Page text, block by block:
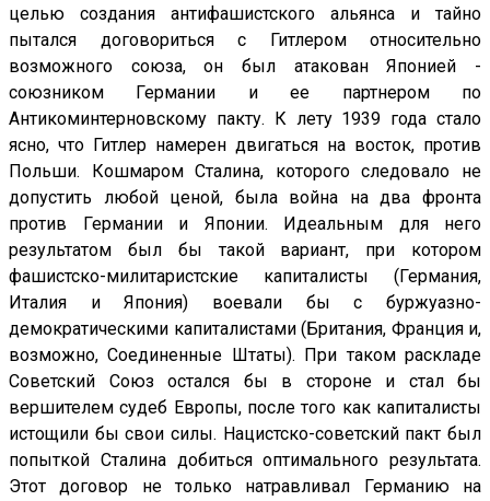
целью создания антифашистского альянса и тайно
пытался договориться с Гитлером относительно
возможного союза, он был атакован Японией -
союзником Германии и ее партнером по
Антикоминтерновскому пакту. К лету 1939 года стало
ясно, что Гитлер намерен двигаться на восток, против
Польши. Кошмаром Сталина, которого следовало не
допустить любой ценой, была война на два фронта
против Германии и Японии. Идеальным для него
результатом был бы такой вариант, при котором
фашистско-милитаристские капиталисты (Германия,
Италия и Япония) воевали бы с буржуазно-
демократическими капиталистами (Британия, Франция и,
возможно, Соединенные Штаты). При таком раскладе
Советский Союз остался бы в стороне и стал бы
вершителем судеб Европы, после того как капиталисты
истощили бы свои силы. Нацистско-советский пакт был
попыткой Сталина добиться оптимального результата.
Этот договор не только натравливал Германию на